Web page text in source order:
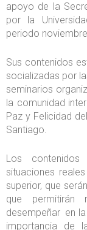
apoyo de la
por la
periodo
Sus contenidos
socializadas por
seminarios
la comunidad
Paz y Felicidad
Santiago.
Los
situaciones
superior, que
que
desempeñar en
importancia de